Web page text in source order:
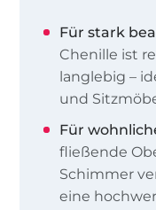
Für stark
Chenille ist
langlebig –
und
Für
fließende
Schimmer
eine